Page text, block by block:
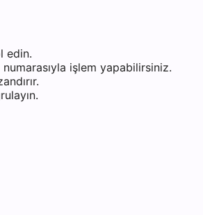
edin.
işlem yapabilirsiniz.